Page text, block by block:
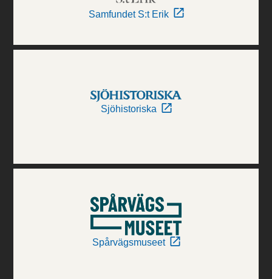
Samfundet S:t Erik
Sjöhistoriska
Spårvägsmuseet